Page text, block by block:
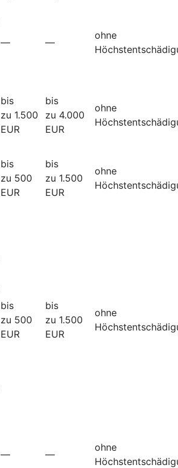
— —
ohne
bis
zu 1.500
EUR
bis
zu 4.000
EUR
ohne
bis
zu 500
EUR
bis
zu 1.500
EUR
ohne
bis
zu 500
EUR
bis
zu 1.500
EUR
ohne
— —
ohne